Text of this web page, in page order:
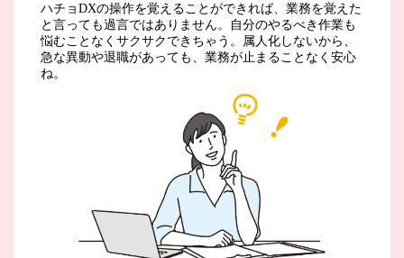
ハチョDXの操作を覚えることができれば、業務を覚えた
と言っても過言ではありません。自分のやるべき作業も
悩むことなくサクサクできちゃう。属人化しないから、
急な異動や退職があっても、業務が止まることなく安心
ね。